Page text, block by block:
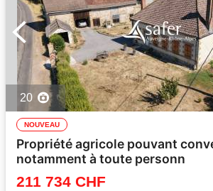
20
NOUVEAU
Propriété agricole pouvant
notamment à toute personn
211 734 CHF